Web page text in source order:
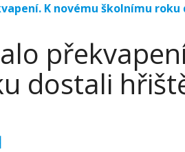
K novému školnímu
dostali